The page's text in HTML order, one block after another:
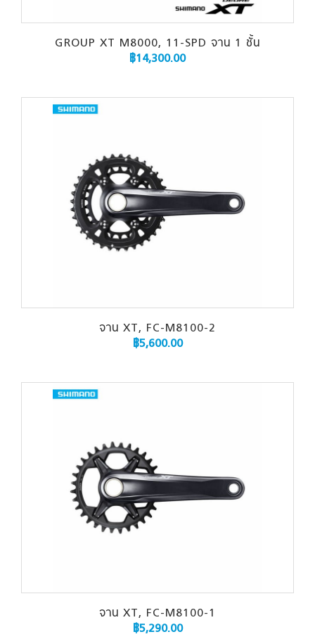
GROUP XT M8000, 11-SPD จาน 1 ชั้น
฿14,300.00
จาน XT, FC-M8100-2
฿5,600.00
จาน XT, FC-M8100-1
฿5,290.00